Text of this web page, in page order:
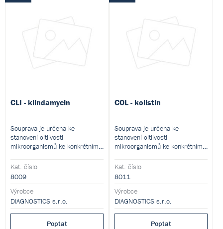
CLI - klindamycin
Souprava je určena ke
stanovení citlivosti
mikroorganismů ke konkrétnímu
metodou. Souprava obsahuje
čtyři stripované mikrotitrační
destičky (48 testů). Každý test v
podobě samostatného stripu
obsahuje 7 koncentrací
antibiotik a jamku sloužící k
Kat. číslo
8009
Výrobce
DIAGNOSTICS s.r.o.
Poptat
COL - kolistin
Souprava je určena ke
stanovení citlivosti
mikroorganismů ke konkrétnímu
metodou.
Kat. číslo
8011
Výrobce
DIAGNOSTICS s.r.o.
Poptat